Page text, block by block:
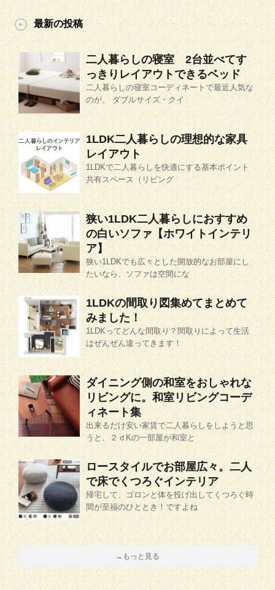
最新の投稿
二人暮らしの寝室 2台並べてす
っきりレイアウトできるベッド
二人暮らしの寝室コーディネートで最近人気な
のが、 ダブルサイズ・クイ
1LDK二人暮らしの理想的な家具
レイアウト
1LDKで二人暮らしを快適にする基本ポイント
共有スペース（リビング
狭い1LDK二人暮らしにおすすめ
の白いソファ【ホワイトインテリ
ア】
狭い1LDKでも広々とした開放的なお部屋にし
たいなら、ソファは空間にな
1LDKの間取り図集めてまとめて
みました！
1LDKってどんな間取り？間取りによって生活
はぜんぜん違ってきます！
ダイニング側の和室をおしゃれな
リビングに。和室リビングコーデ
ィネート集
出来るだけ安い家賃で二人暮らしをしようと思
うと、２ｄKの一部屋が和室と
ロースタイルでお部屋広々。二人
で床でくつろぐインテリア
帰宅して、ゴロンと体を投げ出してくつろぐ時
間が至福のひととき！ですよね
→もっと見る